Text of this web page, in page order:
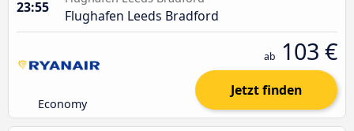
23:55 Flughafen Leeds Bradford
Economy
ab 103 €
Jetzt finden